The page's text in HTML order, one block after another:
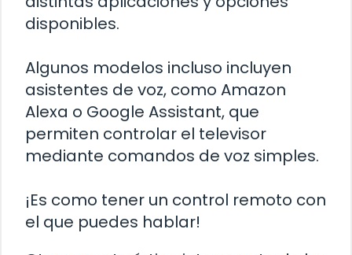
disponibles.
Algunos modelos incluso incluyen
asistentes de voz, como Amazon
Alexa o Google Assistant, que
permiten controlar el televisor
mediante comandos de voz simples.
¡Es como tener un control remoto con
el que puedes hablar!